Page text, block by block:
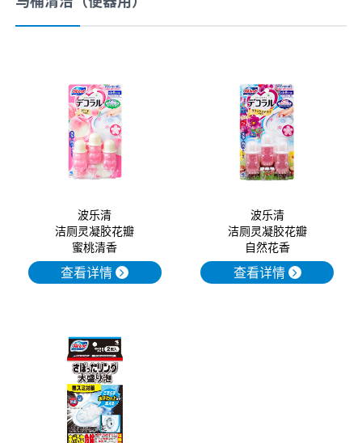
波乐清
洁厕灵凝胶花瓣
蜜桃清香
查看详情
波乐清
洁厕灵凝胶花瓣
自然花香
查看详情